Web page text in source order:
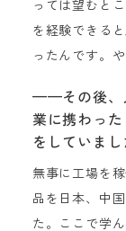
っては望むと
を経験できる
ったんです。
——その後、
業に携わっ
をしていまし
無事に工場を
品を日本、中
た。ここで学